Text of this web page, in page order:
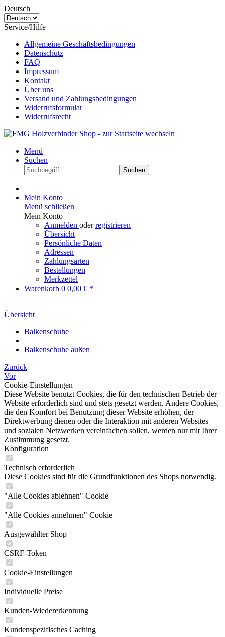
Deutsch
Service/Hilfe
Allgemeine Geschäftsbedingungen
Datenschutz
FAQ
Impressum
Kontakt
Über uns
Versand und Zahlungsbedingungen
Widerrufsformular
Widerrufsrecht
Menü
Suchen
Suchen
Mein Konto
Menü schließen
Mein Konto
Anmelden oderregistrieren
Übersicht
Persönliche Daten
Adressen
Zahlungsarten
Bestellungen
Merkzettel
Warenkorb 0 0,00 € *
Übersicht
Balkenschuhe
Balkenschuhe außen
Zurück
Vor
Cookie-Einstellungen
Diese Website benutzt Cookies, die für den technischen Betrieb der
Website erforderlich sind und stets gesetzt werden. Andere Cookies,
die den Komfort bei Benutzung dieser Website erhöhen, der
Direktwerbung dienen oder die Interaktion mit anderen Websites
und sozialen Netzwerken vereinfachen sollen, werden nur mit Ihrer
Zustimmung gesetzt.
Konfiguration
Technisch erforderlich
Diese Cookies sind für die Grundfunktionen des Shops notwendig.
"Alle Cookies ablehnen" Cookie
"Alle Cookies annehmen" Cookie
Ausgewählter Shop
CSRF-Token
Cookie-Einstellungen
Individuelle Preise
Kunden-Wiedererkennung
Kundenspezifisches Caching